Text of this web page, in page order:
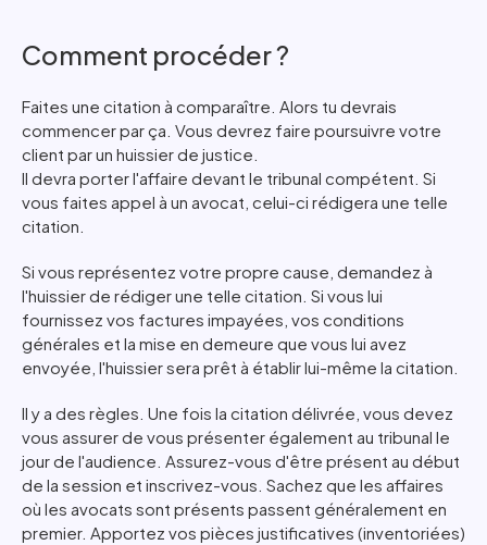
Comment procéder ?
Faites une citation à comparaître. Alors tu devrais
commencer par ça. Vous devrez faire poursuivre votre
client par un huissier de justice.
Il devra porter l'affaire devant le tribunal compétent. Si
vous faites appel à un avocat, celui-ci rédigera une telle
citation.
Si vous représentez votre propre cause, demandez à
l'huissier de rédiger une telle citation. Si vous lui
fournissez vos factures impayées, vos conditions
générales et la mise en demeure que vous lui avez
envoyée, l'huissier sera prêt à établir lui-même la citation.
Il y a des règles. Une fois la citation délivrée, vous devez
vous assurer de vous présenter également au tribunal le
jour de l'audience. Assurez-vous d'être présent au début
de la session et inscrivez-vous. Sachez que les affaires
où les avocats sont présents passent généralement en
premier. Apportez vos pièces justificatives (inventoriées)